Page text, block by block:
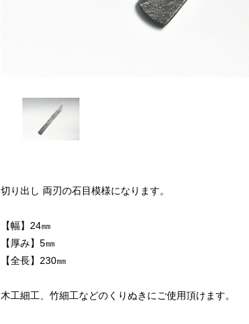
切り出し 両刃の石目模様になります。
【幅】24㎜
【厚み】5㎜
【全長】230㎜
木工細工、竹細工などのくりぬきにご使用頂けます。